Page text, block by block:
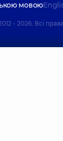
мовою
- 2026. Всі